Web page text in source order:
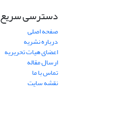
دسترسی سریع
صفحه اصلی
درباره نشریه
اعضای هیات تحریریه
ارسال مقاله
تماس با ما
نقشه سایت